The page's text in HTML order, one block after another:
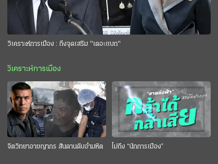
วิเคราะห์การเมือง : ถึงจุดเสริม "เดอะแบก"
วิเคราะห์การเมือง
จิตวิทยาอาชญากร สันดานดิบอำมหิต ไม่ถึง “นักการเมือง”